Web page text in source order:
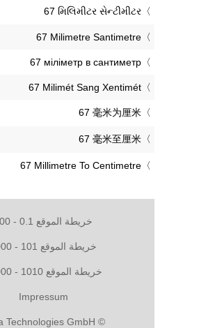
‎67 મિલિમીટર સેન્ટીમીટર
‎67 Milimetre Santimetre
‎67 міліметр в сантиметр
‎67 Milimét Sang Xentimét
‎67 毫米为厘米
‎67 毫米至厘米
‎67 Millimetre To Centimetre
خريطة الموقع 0.1 - 100
خريطة الموقع 101 - 1000
خريطة الموقع 1010 - 10000
Impressum
© Meta Technologies GmbH